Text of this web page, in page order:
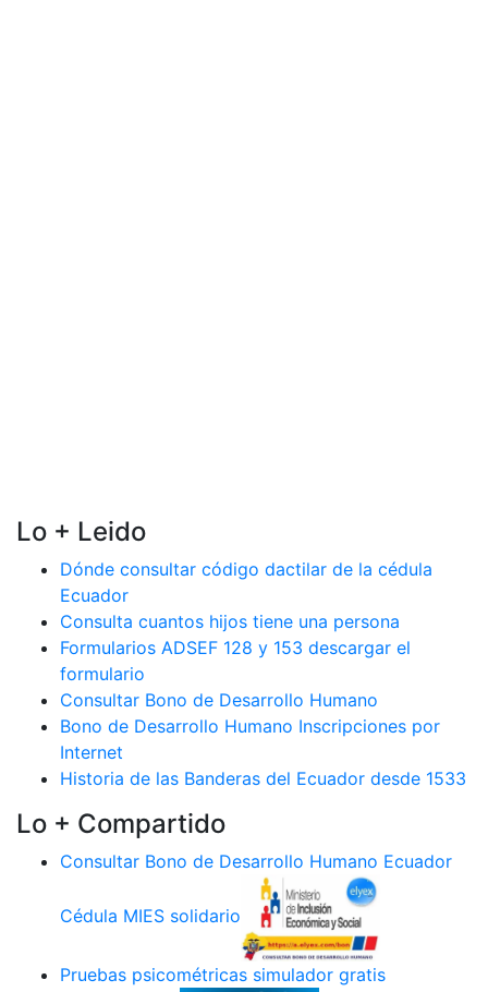
Lo + Leido
Dónde consultar código dactilar de la cédula
Ecuador
Consulta cuantos hijos tiene una persona
Formularios ADSEF 128 y 153 descargar el
formulario
Consultar Bono de Desarrollo Humano
Bono de Desarrollo Humano Inscripciones por
Internet
Historia de las Banderas del Ecuador desde 1533
Lo + Compartido
Consultar Bono de Desarrollo Humano Ecuador
Cédula MIES solidario
Pruebas psicométricas simulador gratis